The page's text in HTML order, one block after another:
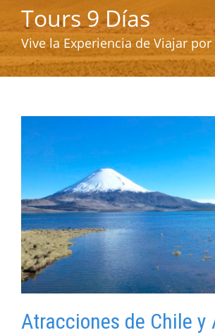
Tours 9 Días
Vive la Experiencia de Viajar
Atracciones de Chile y